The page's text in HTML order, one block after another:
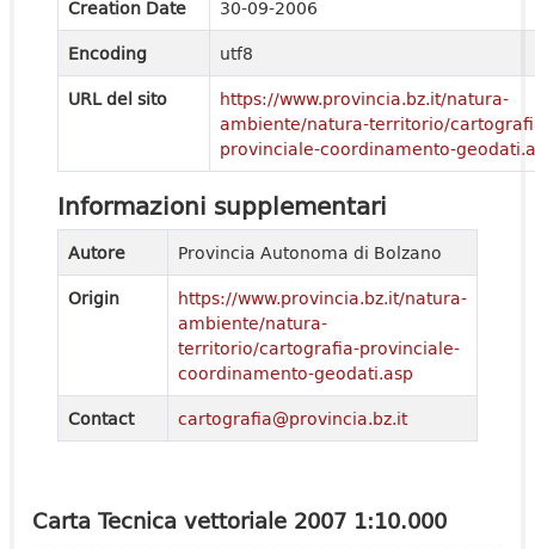
Carta Tecnica vettoriale 2007 1:10.000
Creation Date
30-09-2006
Encoding
utf8
URL del sito
https://www.provincia.bz.it/natura-
ambiente/natura-territorio/
provinciale-coordinamento-
Informazioni supplementari
Autore
Provincia Autonoma di Bolzano
Origin
https://www.provincia.bz.it/natura-
ambiente/natura-
territorio/cartografia-provinciale-
coordinamento-geodati.asp
Contact
cartografia@provincia.bz.it